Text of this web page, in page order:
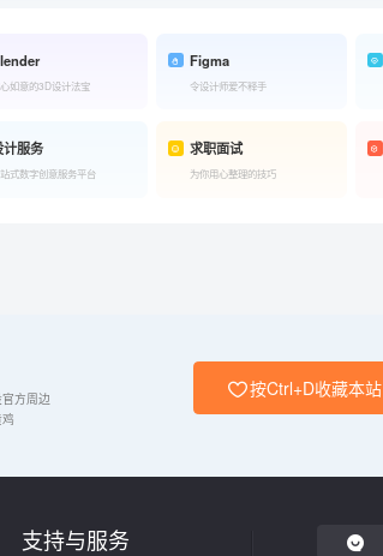
如意的3D设计法宝
Figma
令设计师爱不释手
计服务
式数字创意服务平台
求职面试
为你用心整理的技巧
按Ctrl+D收藏本站
方周边
支持与服务